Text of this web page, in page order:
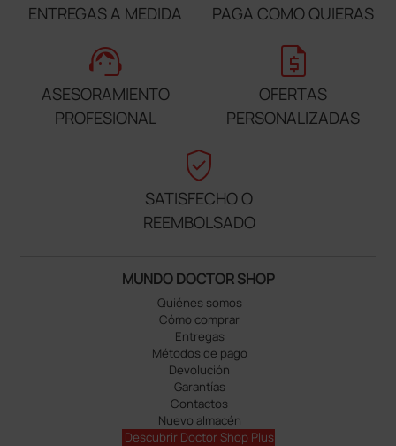
ENTREGAS A MEDIDA PAGA COMO QUIERAS
support_agent
ASESORAMIENTO
PROFESIONAL
request_quote
OFERTAS
PERSONALIZADAS
verified_user
SATISFECHO O
REEMBOLSADO
MUNDO DOCTOR SHOP
Quiénes somos
Cómo comprar
Entregas
Métodos de pago
Devolución
Garantías
Contactos
Nuevo almacén
Descubrir Doctor Shop Plus